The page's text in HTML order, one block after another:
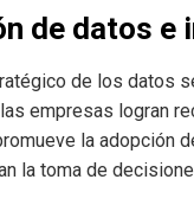
de datos e
de los datos
empresas logran
la adopción
la toma de